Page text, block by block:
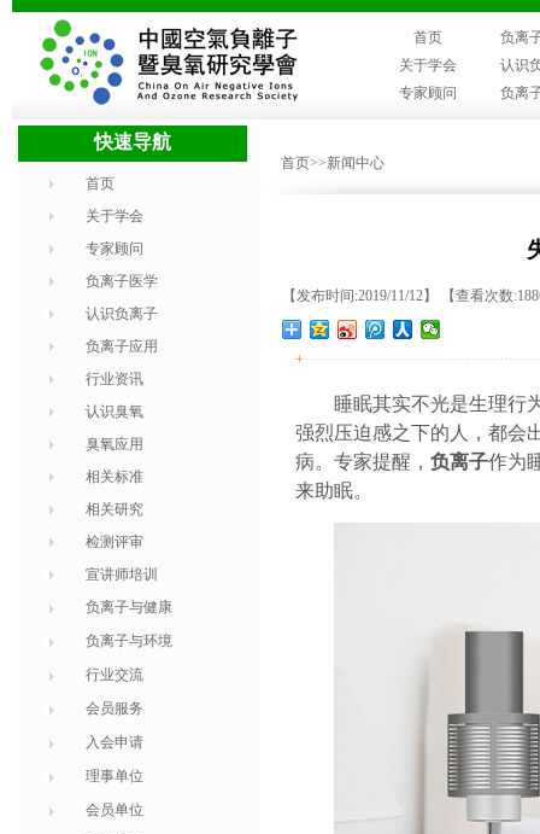
首页
负离
关于学会
认识
专家顾问
负离
快速导航
首页
关于学会
专家顾问
负离子医学
认识负离子
负离子应用
行业资讯
认识臭氧
臭氧应用
相关标准
相关研究
检测评审
宣讲师培训
负离子与健康
负离子与环境
行业交流
会员服务
入会申请
理事单位
会员单位
首页>>新闻中心
【发布时间:2019/11/12】 【查看次数
+
睡眠其实不光是生理行
强烈压迫感之下的人，都会
病。 专家提醒， 负离子作为
来助眠。